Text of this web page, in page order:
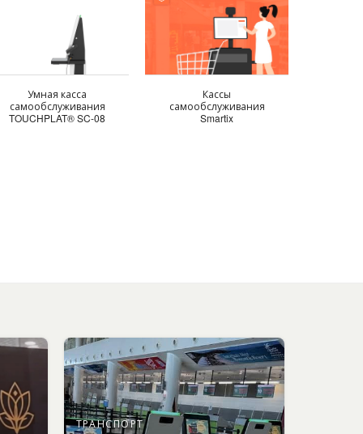
Умная касса
самообслуживания
TOUCHPLAT® SC-08
Кассы
самообслуживания
Smartix
ТРАНСПОРТ